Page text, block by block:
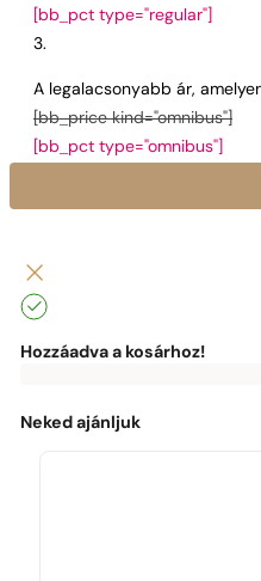
[bb_pct type="regular"]
A legalacsonyabb ár,
[bb_price kind="omnibus"]
[bb_pct type="omnibus"]
Hozzáadva a kosárhoz!
kiszállításhoz
a
Neked ajánljuk